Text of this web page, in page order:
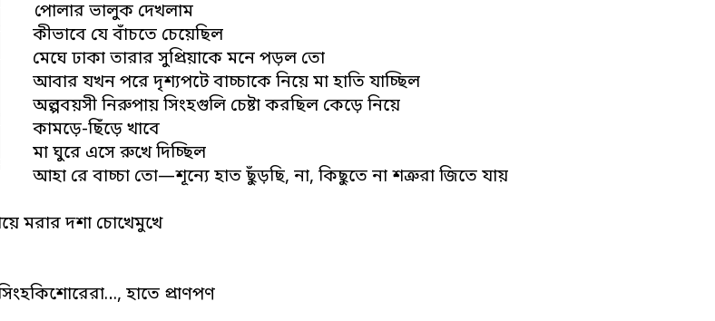
পোলার ভালুক দেখলাম
কীভাবে যে বাঁচতে চেয়েছিল
মেঘে ঢাকা তারার সুপ্রিয়াকে মনে পড়ল তো
আবার যখন পরে দৃশ্যপটে বাচ্চাকে নিয়ে মা হাতি যাচ্ছিল
অল্পবয়সী নিরুপায় সিংহগুলি চেষ্টা করছিল কেড়ে নিয়ে
কামড়ে-ছিঁড়ে খাবে
মা ঘুরে এসে রুখে দিচ্ছিল
আহা রে বাচ্চা তো—শূন্যে হাত ছুঁড়ছি, না, কিছুতে না শত্রুরা জিতে যায়
মরার দশা চোখেমুখে
হাতে প্রাণপণ